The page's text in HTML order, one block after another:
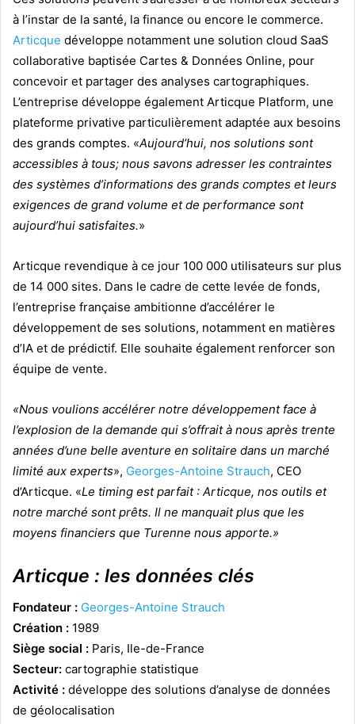
à l’instar de la santé, la finance ou encore le commerce.
Articque développe notamment une solution cloud SaaS
collaborative baptisée Cartes & Données Online, pour
concevoir et partager des analyses cartographiques.
L’entreprise développe également Articque Platform, une
plateforme privative particulièrement adaptée aux besoins
des grands comptes. «Aujourd’hui, nos solutions sont
accessibles à tous; nous savons adresser les contraintes
des systèmes d’informations des grands comptes et leurs
exigences de grand volume et de performance sont
aujourd’hui satisfaites.»
Articque revendique à ce jour 100 000 utilisateurs sur plus
de 14 000 sites. Dans le cadre de cette levée de fonds,
l’entreprise française ambitionne d’accélérer le
développement de ses solutions, notamment en matières
d’IA et de prédictif. Elle souhaite également renforcer son
équipe de vente.
«Nous voulions accélérer notre développement face à
l’explosion de la demande qui s’offrait à nous après trente
années d’une belle aventure en solitaire dans un marché
limité aux experts», Georges-Antoine Strauch, CEO
d’Articque. «Le timing est parfait : Articque, nos outils et
notre marché sont prêts. Il ne manquait plus que les
moyens financiers que Turenne nous apporte.»
Articque : les données clés
Fondateur : Georges-Antoine Strauch
Création : 1989
Siège social : Paris, Ile-de-France
Secteur: cartographie statistique
Activité : développe des solutions d’analyse de données
de géolocalisation